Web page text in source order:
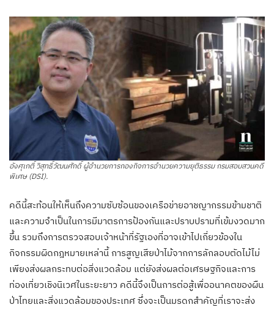
อังศุเกติ์ วิสุทธิ์วัฒนศักดิ์ ผู้อำนวยการกองกิจการอำนวยความยุติธรรม กรมสอบสวนคดี
พิเศษ (DSI).
คดีนี้สะท้อนให้เห็นถึงความซับซ้อนของเครือข่ายอาชญากรรมข้ามชาติ
และความจำเป็นในการมีมาตรการป้องกันและปราบปรามที่เข้มงวดมาก
ขึ้น รวมถึงการตรวจสอบเจ้าหน้าที่รัฐเองที่อาจเข้าไปเกี่ยวข้องใน
กิจกรรมผิดกฎหมายเหล่านี้ การสูญเสียป่าไม้จากการลักลอบตัดไม้ไม่
เพียงส่งผลกระทบต่อสิ่งแวดล้อม แต่ยังส่งผลต่อเศรษฐกิจและการ
ท่องเที่ยวเชิงนิเวศในระยะยาว คดีนี้จึงเป็นการต่อสู้เพื่ออนาคตของผืน
ป่าไทยและสิ่งแวดล้อมของประเทศ ซึ่งจะเป็นมรดกสำคัญที่เราจะส่ง